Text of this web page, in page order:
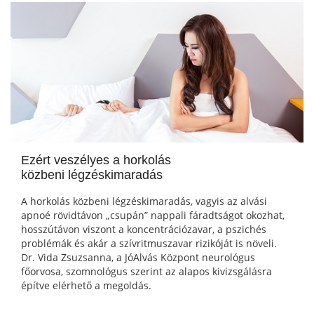
Ezért veszélyes a horkolás
közbeni légzéskimaradás
A horkolás közbeni légzéskimaradás, vagyis az alvási
apnoé rövidtávon „csupán” nappali fáradtságot okozhat,
hosszútávon viszont a koncentrációzavar, a pszichés
problémák és akár a szívritmuszavar rizikóját is növeli.
Dr. Vida Zsuzsanna, a JóAlvás Központ neurológus
főorvosa, szomnológus szerint az alapos kivizsgálásra
építve elérhető a megoldás.